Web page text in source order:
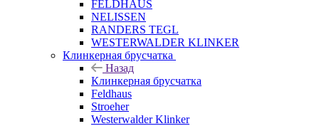
FELDHAUS
NELISSEN
RANDERS TEGL
WESTERWALDER KLINKER
Клинкерная брусчатка
Назад
Клинкерная брусчатка
Feldhaus
Stroeher
Westerwalder Klinker